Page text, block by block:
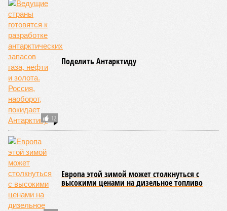
Новости smi2.ru
Версия //Конфликт
«Сказочного леса» пайщики ЖК «Станция Л» продолжают ждать от
компании Capital Group начала реальной достройки
В нескольких станциях от уже сданного «Сказочного
леса» пайщики ЖК «Станция Л» продолжают ждать от
компании Capital Group начала реальной достройки
«Станция ожидания» для дольщиков